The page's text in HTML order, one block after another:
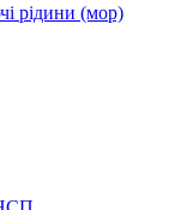
рідини (мор)